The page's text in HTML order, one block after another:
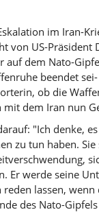
im Iran-
von US-Präsident
auf dem Nato-
beendet
ob die
dem Iran nun
"Ich denke,
zu tun haben. Sie
Er werde seine
lassen, wenn
des Nato-